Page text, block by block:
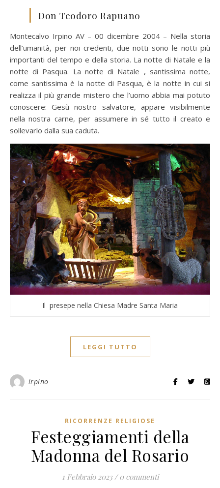
Don Teodoro Rapuano
Montecalvo Irpino AV – 00 dicembre 2004 – Nella storia
dell’umanità, per noi credenti, due notti sono le notti più
importanti del tempo e della storia. La notte di Natale e la
notte di Pasqua. La notte di Natale , santissima notte,
come santissima è la notte di Pasqua, è la notte in cui si
realizza il più grande mistero che l’uomo abbia mai potuto
conoscere: Gesù nostro salvatore, appare visibilmente
nella nostra carne, per assumere in sé tutto il creato e
sollevarlo dalla sua caduta.
Il presepe nella Chiesa Madre Santa Maria
LEGGI TUTTO
irpino
RICORRENZE RELIGIOSE
Festeggiamenti della
Madonna del Rosario
1 Febbraio 2023 / 0 commenti